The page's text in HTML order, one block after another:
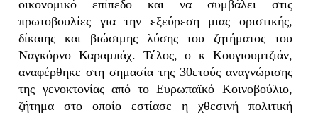
οικονομικό επίπεδο και να συμβάλει στις
πρωτοβουλίες για την εξεύρεση μιας οριστικής,
δίκαιης και βιώσιμης λύσης του ζητήματος του
Ναγκόρνο Καραμπάχ. Τέλος, ο κ Κουγιουμτζιάν,
αναφέρθηκε στη σημασία της 30ετούς αναγνώρισης
της γενοκτονίας από το Ευρωπαϊκό Κοινοβούλιο,
ζήτημα στο οποίο εστίασε η χθεσινή πολιτική